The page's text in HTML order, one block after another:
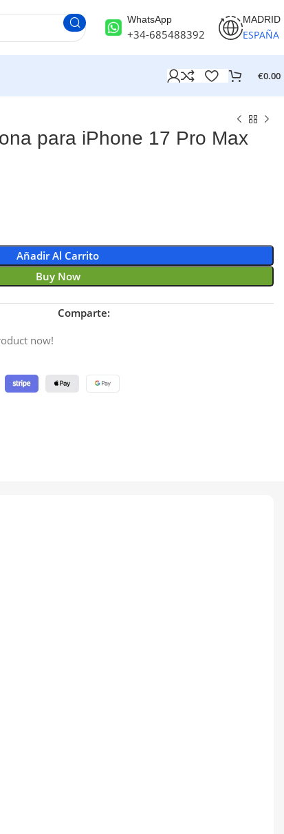
WhatsApp
+34-685488392
MADRID
ESPAÑA
€0.00
para iPhone 17 Pro Max
Añadir Al Carrito
Buy Now
Comparte:
now!